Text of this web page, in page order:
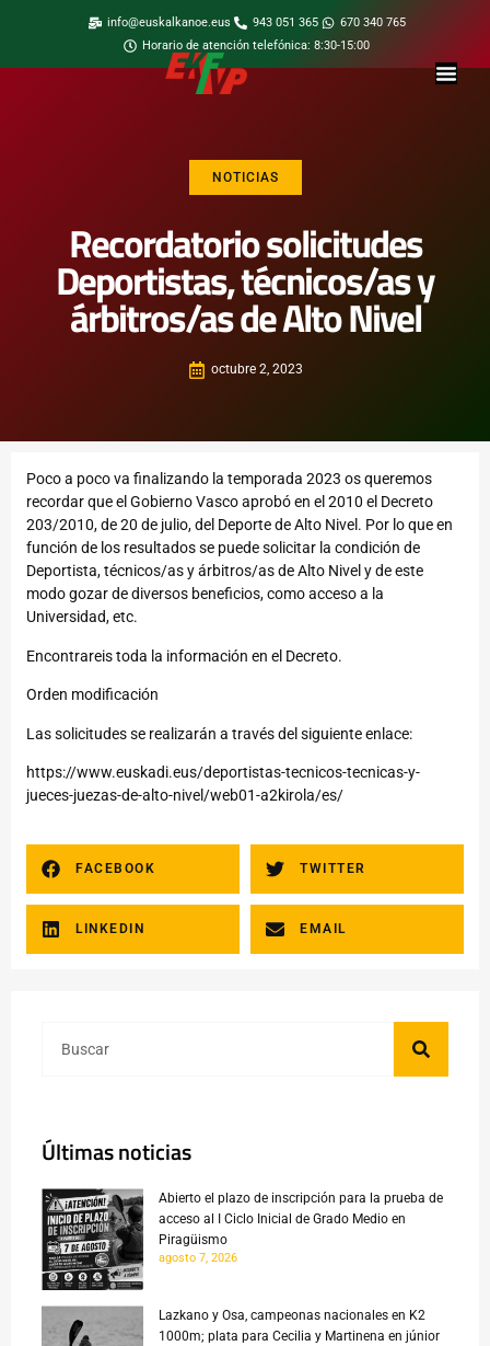
info@euskalkanoe.eus 943 051 365
670 340 765
Horario de atención telefónica: 8:30-15:00
NOTICIAS
Recordatorio solicitudes
Deportistas, técnicos/as y
árbitros/as de Alto Nivel
octubre 2, 2023
Poco a poco va finalizando la temporada 2023 os queremos
recordar que el Gobierno Vasco aprobó en el 2010 el Decreto
203/2010, de 20 de julio, del Deporte de Alto Nivel. Por lo que en
función de los resultados se puede solicitar la condición de
Deportista, técnicos/as y árbitros/as de Alto Nivel y de este
modo gozar de diversos beneficios, como acceso a la
Universidad, etc.
Encontrareis toda la información en el Decreto.
Orden modificación
Las solicitudes se realizarán a través del siguiente enlace:
https://www.euskadi.eus/deportistas-tecnicos-tecnicas-y-
jueces-juezas-de-alto-nivel/web01-a2kirola/es/
FACEBOOK TWITTER
LINKEDIN EMAIL
Últimas noticias
Abierto el plazo de inscripción para la prueba de
acceso al I Ciclo Inicial de Grado Medio en
Piragüismo
agosto 7, 2026
Lazkano y Osa, campeonas nacionales en K2
1000m; plata para Cecilia y Martinena en júnior